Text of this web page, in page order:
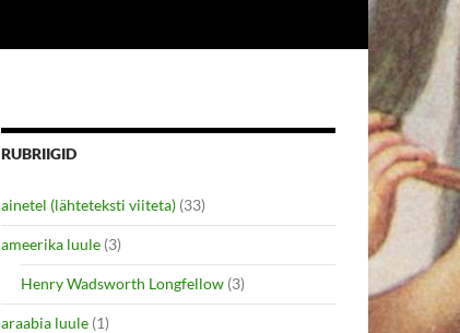
RUBRIIGID
ainetel (lähteteksti viiteta) (33)
ameerika luule (3)
Henry Wadsworth Longfellow (3)
araabia luule (1)